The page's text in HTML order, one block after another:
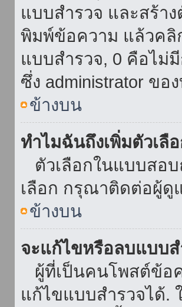
แบบสำรวจ และสร้าง
พิมพ์ข้อความ แล้วคลิ
แบบสำรวจ, 0 คือไม่
ซึ่ง administrator ขอ
ข้างบน
ทำไมฉันถึงเพิ่มตัวเลื
ตัวเลือกในแบบสอ
เลือก กรุณาติดต่อผู้ดู
ข้างบน
จะแก้ไขหรือลบแบบส
ผู้ที่เป็นคนโพสต์ข้อค
แก้ไขแบบสำรวจได้.